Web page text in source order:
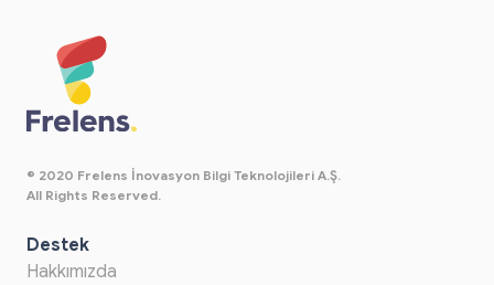
© 2020 Frelens İnovasyon Bilgi Teknolojileri A.Ş.
All Rights Reserved.
Destek
Hakkımızda